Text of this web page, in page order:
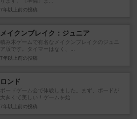
7年以上前 の投稿
メイクンブレイク：ジュニア
積み木ゲームで有名なメイクンブレイクのジュニ
ア版です。タイマーはなく、...
7年以上前 の投稿
ロンド
ボードゲーム会で体験しました。まず、ボードが
大きくて美しい！ゲームを始...
7年以上前 の投稿